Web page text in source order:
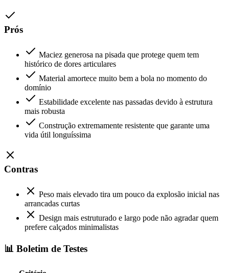
Prós
Maciez generosa na pisada que protege quem tem
histórico de dores articulares
Material amortece muito bem a bola no momento do
domínio
Estabilidade excelente nas passadas devido à estrutura
mais robusta
Construção extremamente resistente que garante uma
vida útil longuíssima
Contras
Peso mais elevado tira um pouco da explosão inicial nas
arrancadas curtas
Design mais estruturado e largo pode não agradar quem
prefere calçados minimalistas
📊 Boletim de Testes